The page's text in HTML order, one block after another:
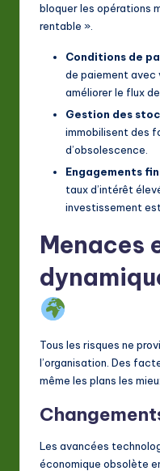
bloquer les opérations
rentable ».
Conditions de
de paiement avec
améliorer le flux
Gestion des
immobilisent des
d’obsolescence.
Engagements
taux d’intérêt
investissement
Menaces
Tous les risques ne
l’organisation. Des
même les plans les
Les avancées
économique obsolète